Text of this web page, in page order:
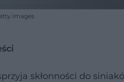
Images
skłonności do